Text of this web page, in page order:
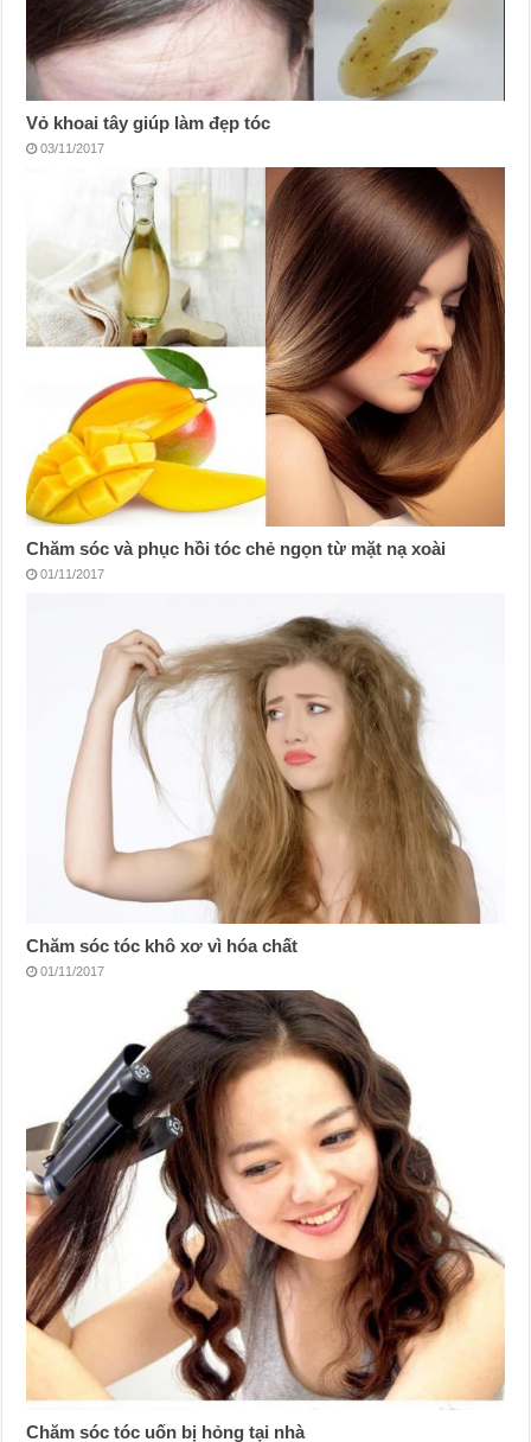
Vỏ khoai tây giúp làm đẹp tóc
03/11/2017
Chăm sóc và phục hồi tóc chẻ ngọn từ mặt nạ xoài
01/11/2017
Chăm sóc tóc khô xơ vì hóa chất
01/11/2017
Chăm sóc tóc uốn bị hỏng tại nhà